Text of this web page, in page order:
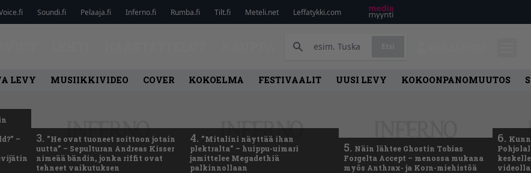
Soundi.fi Pelaaja.fi Inferno.fi Rumba.fi Tilt.fi Meteli.net Leffatykki.com
LEVY MUSIIKKIVIDEO COVER KOKOELMA FESTIVAALIT UUSI LEVY KOKOONPANOMUUTOS
–
3. ”He ovat tuoneet soittoon jotain
uutta” – Sepulturan Andreas Kisser
nimeää bändin, jonka riffit ovat
tehneet vaikutuksen
4. ”Mitalini näyttää ihan
plektralta” – huippu-uimari
jamittelee Megadethiä
palkinnollaan
5. Näin lähtee Ghostin Tobias
Forgelta Accept – menossa mukana
myös Anthrax- ja Korn-miehistöä
6.